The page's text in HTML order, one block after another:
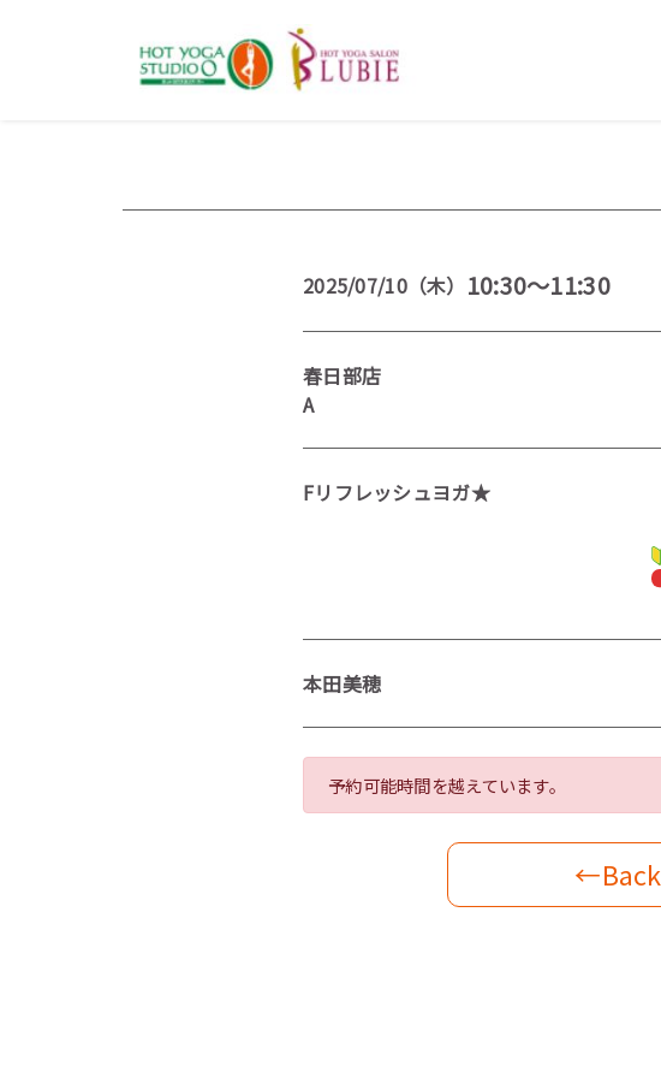
2025/07/10（木） 10:30～11:30
春日部店
A
Fリフレッシュヨガ★
本田美穂
予約可能時間を越えています。
←Back